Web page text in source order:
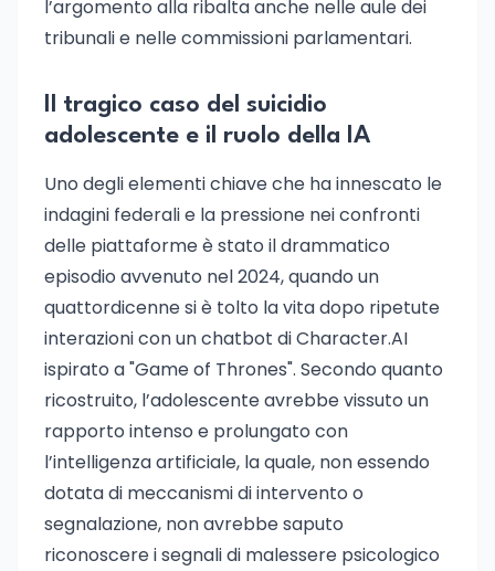
l’argomento alla ribalta anche nelle aule dei
tribunali e nelle commissioni parlamentari.
Il tragico caso del suicidio
adolescente e il ruolo della IA
Uno degli elementi chiave che ha innescato le
indagini federali e la pressione nei confronti
delle piattaforme è stato il drammatico
episodio avvenuto nel 2024, quando un
quattordicenne si è tolto la vita dopo ripetute
interazioni con un chatbot di Character.AI
ispirato a "Game of Thrones". Secondo quanto
ricostruito, l’adolescente avrebbe vissuto un
rapporto intenso e prolungato con
l’intelligenza artificiale, la quale, non essendo
dotata di meccanismi di intervento o
segnalazione, non avrebbe saputo
riconoscere i segnali di malessere psicologico